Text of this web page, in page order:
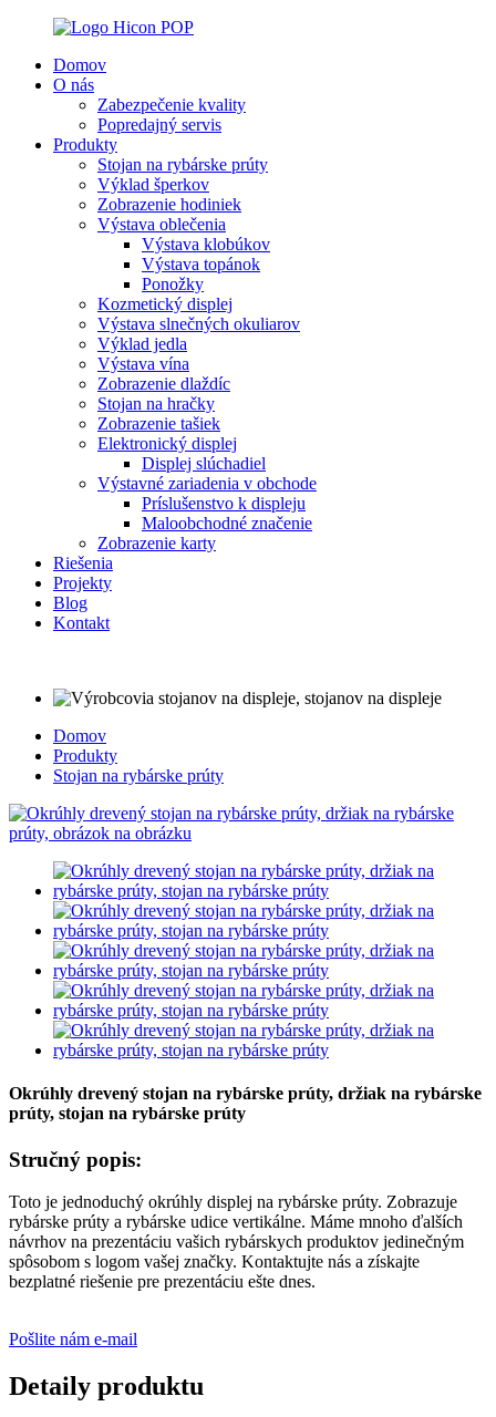
Domov
O nás
Zabezpečenie kvality
Popredajný servis
Produkty
Stojan na rybárske prúty
Výklad šperkov
Zobrazenie hodiniek
Výstava oblečenia
Výstava klobúkov
Výstava topánok
Ponožky
Kozmetický displej
Výstava slnečných okuliarov
Výklad jedla
Výstava vína
Zobrazenie dlaždíc
Stojan na hračky
Zobrazenie tašiek
Elektronický displej
Displej slúchadiel
Výstavné zariadenia v obchode
Príslušenstvo k displeju
Maloobchodné značenie
Zobrazenie karty
Riešenia
Projekty
Blog
Kontakt
Domov
Produkty
Stojan na rybárske prúty
Okrúhly drevený stojan na rybárske prúty, držiak na rybárske
prúty, stojan na rybárske prúty
Stručný popis:
Toto je jednoduchý okrúhly displej na rybárske prúty. Zobrazuje
rybárske prúty a rybárske udice vertikálne. Máme mnoho ďalších
návrhov na prezentáciu vašich rybárskych produktov jedinečným
spôsobom s logom vašej značky. Kontaktujte nás a získajte
bezplatné riešenie pre prezentáciu ešte dnes.
Pošlite nám e-mail
Detaily produktu